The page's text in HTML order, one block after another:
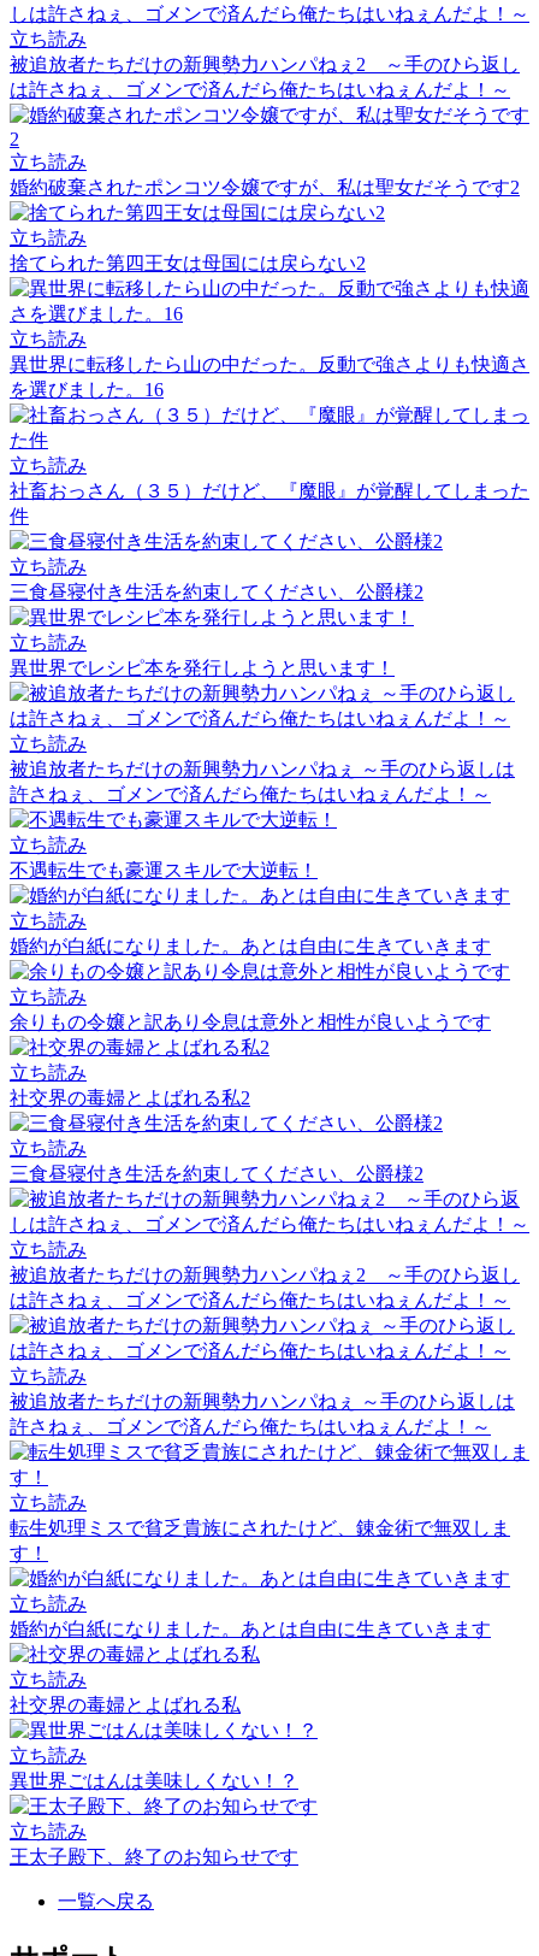
立ち読み
被追放者たちだけの新興勢力ハンパねぇ2 ～手のひら返し
は許さねぇ、ゴメンで済んだら俺たちはいねぇんだよ！～
立ち読み
婚約破棄されたポンコツ令嬢ですが、私は聖女だそうです2
立ち読み
捨てられた第四王女は母国には戻らない2
立ち読み
異世界に転移したら山の中だった。反動で強さよりも快適さ
を選びました。16
立ち読み
社畜おっさん（３５）だけど、『魔眼』が覚醒してしまった
件
立ち読み
三食昼寝付き生活を約束してください、公爵様2
立ち読み
異世界でレシピ本を発行しようと思います！
立ち読み
被追放者たちだけの新興勢力ハンパねぇ ～手のひら返しは
許さねぇ、ゴメンで済んだら俺たちはいねぇんだよ！～
立ち読み
不遇転生でも豪運スキルで大逆転！
立ち読み
婚約が白紙になりました。あとは自由に生きていきます
立ち読み
余りもの令嬢と訳あり令息は意外と相性が良いようです
立ち読み
社交界の毒婦とよばれる私2
立ち読み
三食昼寝付き生活を約束してください、公爵様2
立ち読み
被追放者たちだけの新興勢力ハンパねぇ2 ～手のひら返し
は許さねぇ、ゴメンで済んだら俺たちはいねぇんだよ！～
立ち読み
被追放者たちだけの新興勢力ハンパねぇ ～手のひら返しは
許さねぇ、ゴメンで済んだら俺たちはいねぇんだよ！～
立ち読み
転生処理ミスで貧乏貴族にされたけど、錬金術で無双しま
す！
立ち読み
婚約が白紙になりました。あとは自由に生きていきます
立ち読み
社交界の毒婦とよばれる私
立ち読み
異世界ごはんは美味しくない！？
立ち読み
王太子殿下、終了のお知らせです
一覧へ戻る